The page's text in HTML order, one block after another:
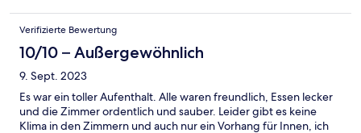
Verifizierte Bewertung
10/10 – Außergewöhnlich
9. Sept. 2023
Es war ein toller Aufenthalt. Alle waren freundlich, Essen lecker
und die Zimmer ordentlich und sauber. Leider gibt es keine
Klima in den Zimmern und auch nur ein Vorhang für Innen, ich